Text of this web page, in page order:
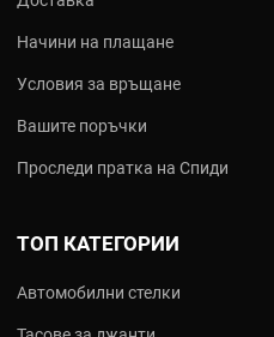
Начини на плащане
Условия за връщане
Вашите поръчки
Проследи пратка на Спиди
ТОП КАТЕГОРИИ
Автомобилни стелки